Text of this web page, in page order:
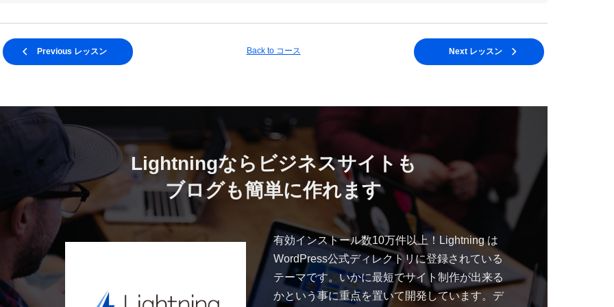
Previous レッスン Back to コース Next レッスン
Lightningなら ビジネスサイトも
ブログも簡単に作れます
有効インストール数10万件以上！Lightning は
WordPress公式ディレクトリに登録されている
テーマです。いかに最短でサイト制作が出来る
かという事に重点を置いて開発しています。デ